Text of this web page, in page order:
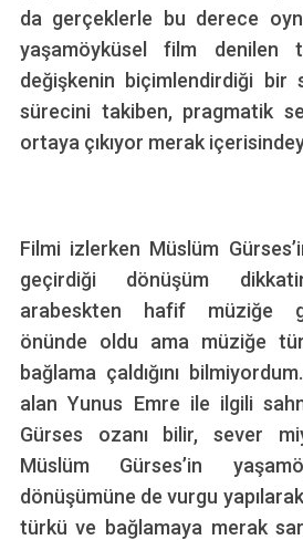
da gerçeklerle bu derece
yaşamöyküsel film denilen
değişkenin biçimlendirdiği bir
sürecini takiben, pragmatik
ortaya çıkıyor merak
Filmi izlerken Müslüm
geçirdiği dönüşüm
arabeskten hafif müziğe
önünde oldu ama müziğe
bağlama çaldığını
alan Yunus Emre ile ilgili
Gürses ozanı bilir, sever
Müslüm Gürses’in
dönüşümüne de vurgu
türkü ve bağlamaya merak